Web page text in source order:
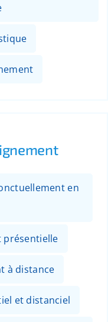
en
présentielle
à distance
et distanciel